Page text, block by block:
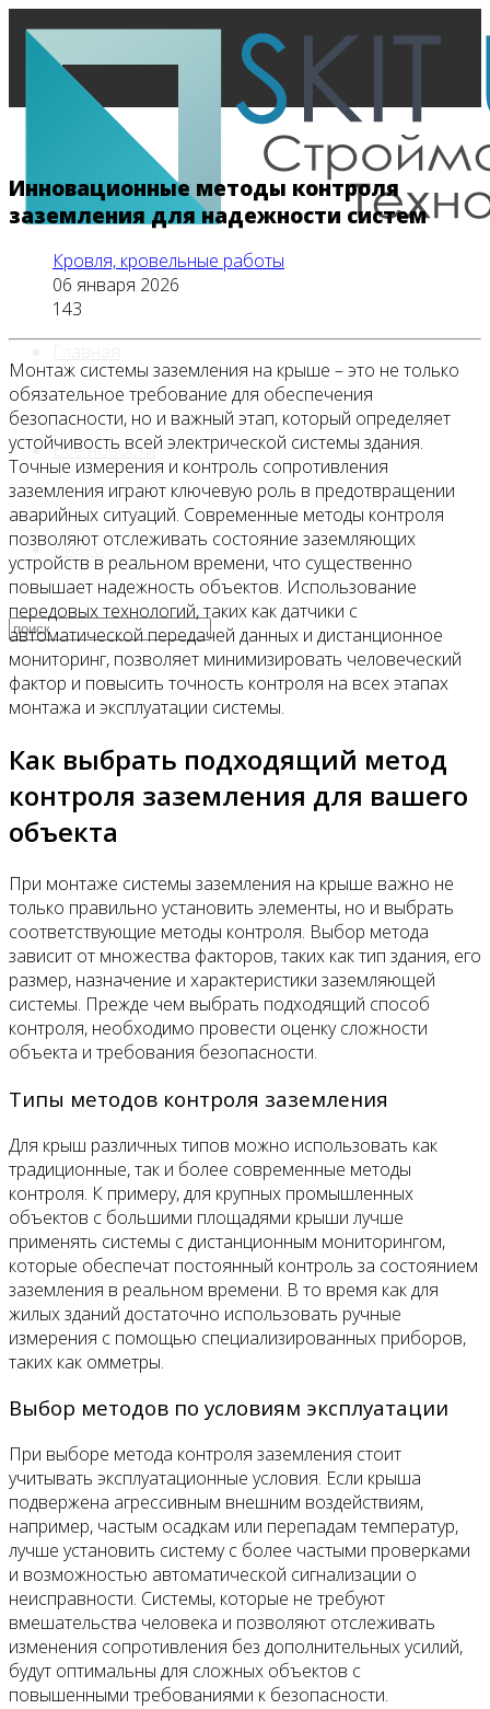
Все новости
Видео
Инновационные методы контроля
заземления для надежности систем
Кровля, кровельные работы
06 января 2026
143
Монтаж системы заземления на крыше – это не только
обязательное требование для обеспечения
безопасности, но и важный этап, который определяет
устойчивость всей электрической системы здания.
Точные измерения и контроль сопротивления
заземления играют ключевую роль в предотвращении
аварийных ситуаций. Современные методы контроля
позволяют отслеживать состояние заземляющих
устройств в реальном времени, что существенно
повышает надежность объектов. Использование
передовых технологий, таких как датчики с
автоматической передачей данных и дистанционное
мониторинг, позволяет минимизировать человеческий
фактор и повысить точность контроля на всех этапах
монтажа и эксплуатации системы.
Как выбрать подходящий метод
контроля заземления для вашего
объекта
При монтаже системы заземления на крыше важно не
только правильно установить элементы, но и выбрать
соответствующие методы контроля. Выбор метода
зависит от множества факторов, таких как тип здания, его
размер, назначение и характеристики заземляющей
системы. Прежде чем выбрать подходящий способ
контроля, необходимо провести оценку сложности
объекта и требования безопасности.
Типы методов контроля заземления
Для крыш различных типов можно использовать как
традиционные, так и более современные методы
контроля. К примеру, для крупных промышленных
объектов с большими площадями крыши лучше
применять системы с дистанционным мониторингом,
которые обеспечат постоянный контроль за состоянием
заземления в реальном времени. В то время как для
жилых зданий достаточно использовать ручные
измерения с помощью специализированных приборов,
таких как омметры.
Выбор методов по условиям эксплуатации
При выборе метода контроля заземления стоит
учитывать эксплуатационные условия. Если крыша
подвержена агрессивным внешним воздействиям,
например, частым осадкам или перепадам температур,
лучше установить систему с более частыми проверками
и возможностью автоматической сигнализации о
неисправности. Системы, которые не требуют
вмешательства человека и позволяют отслеживать
изменения сопротивления без дополнительных усилий,
будут оптимальны для сложных объектов с
повышенными требованиями к безопасности.